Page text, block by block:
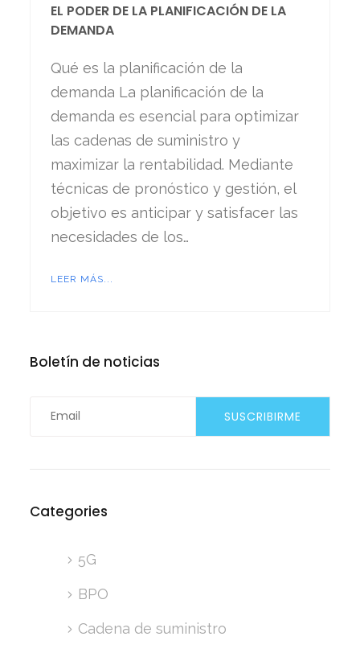
EL PODER DE LA PLANIFICACIÓN DE LA
DEMANDA
Qué es la planificación de la
demanda La planificación de la
demanda es esencial para optimizar
las cadenas de suministro y
maximizar la rentabilidad. Mediante
técnicas de pronóstico y gestión, el
objetivo es anticipar y satisfacer las
necesidades de los…
LEER MÁS...
Boletín de noticias
Categories
5G
BPO
Cadena de suministro